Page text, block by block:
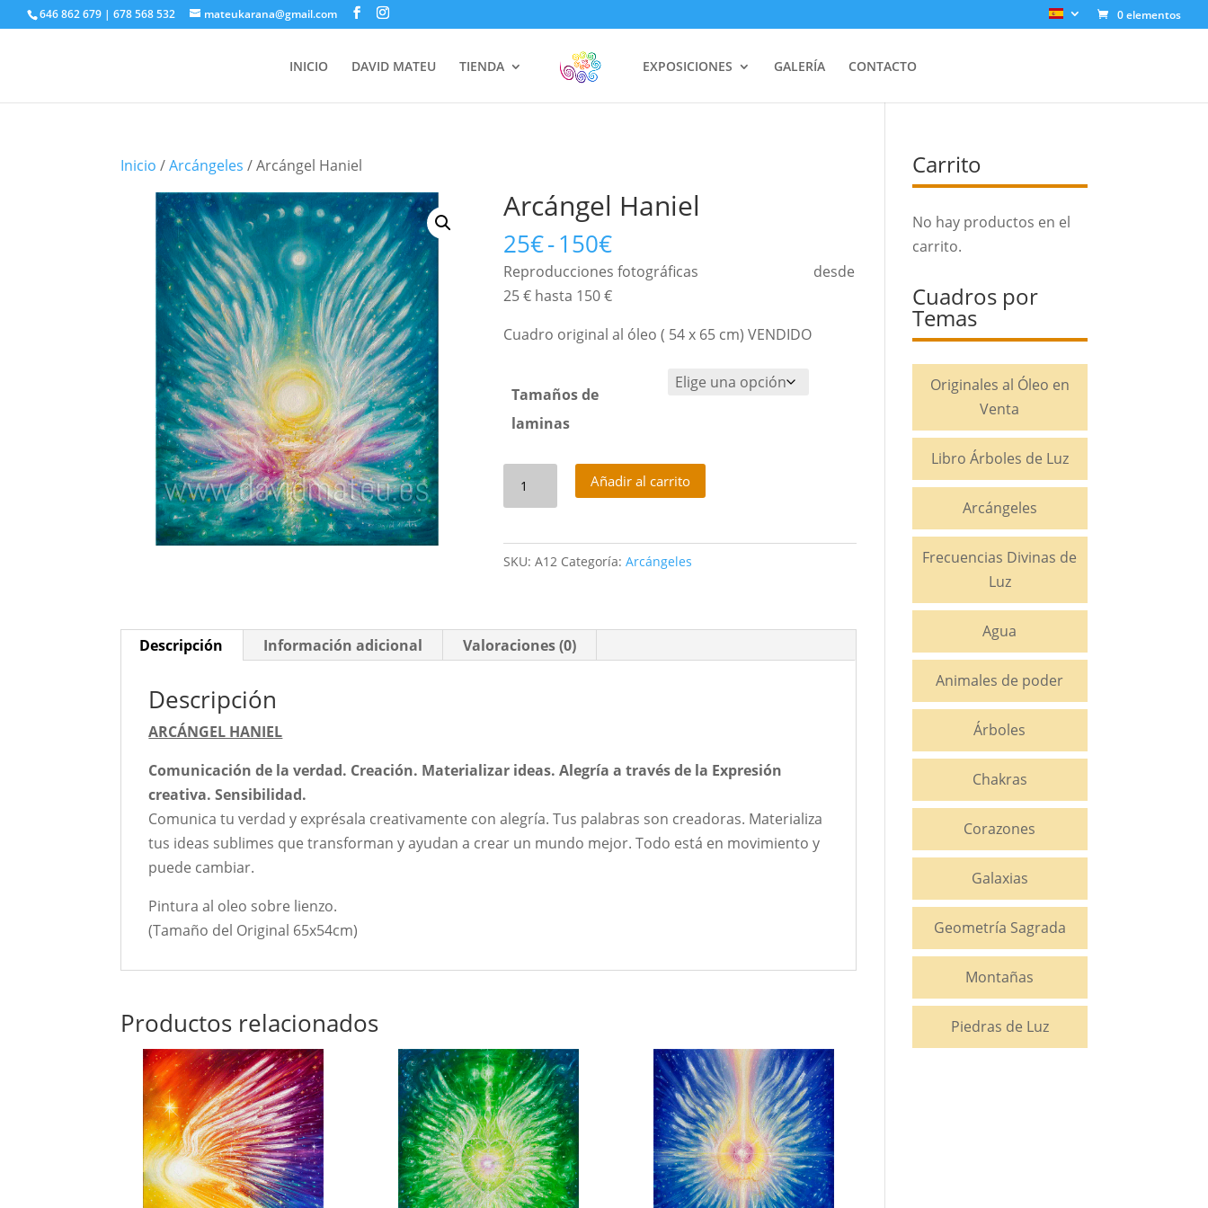
646 862 679 | 678 568 532 mateukarana@gmail.com 0 elementos
INICIO DAVID MATEU TIENDA EXPOSICIONES GALERÍA CONTACTO
Inicio /Arcángeles / Arcángel Haniel
Arcángel Haniel
25€-150€Rango
de
precios:
25€
Reproducciones fotográficas desde
25 € hasta 150 €
Cuadro original al óleo ( 54 x 65 cm) VENDIDO
Tamaños de
laminas
Añadir al carrito
SKU:A12 Categoría:Arcángeles
Descripción Información adicional Valoraciones (0)
Descripción
ARCÁNGEL HANIEL
Comunicación de la verdad. Creación. Materializar ideas. Alegría a través de la Expresión
creativa. Sensibilidad.
Comunica tu verdad y exprésala creativamente con alegría. Tus palabras son creadoras. Materializa
tus ideas sublimes que transforman y ayudan a crear un mundo mejor. Todo está en movimiento y
puede cambiar.
Pintura al oleo sobre lienzo.
(Tamaño del Original 65x54cm)
Productos relacionados
Carrito
No hay productos en el
carrito.
Cuadros por
Temas
Originales al Óleo en
Venta
Libro Árboles de Luz
Arcángeles
Frecuencias Divinas de
Luz
Agua
Animales de poder
Árboles
Chakras
Corazones
Galaxias
Geometría Sagrada
Montañas
Piedras de Luz